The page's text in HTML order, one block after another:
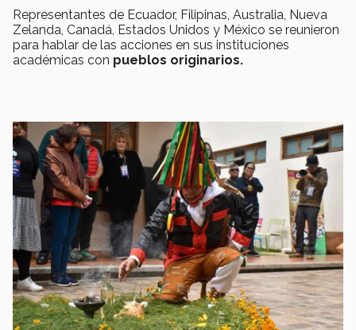
Representantes de Ecuador, Filipinas, Australia, Nueva
Zelanda, Canadá, Estados Unidos y México se reunieron
para hablar de las acciones en sus instituciones
académicas con pueblos originarios.